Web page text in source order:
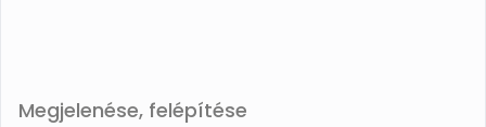
Megjelenése, felépítése